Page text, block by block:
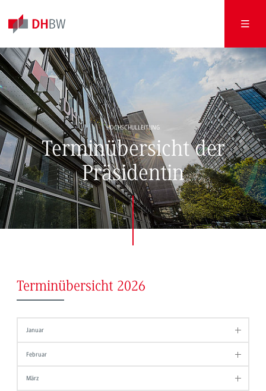
HOCHSCHULLEITUNG
Terminübersicht der
Präsidentin
Terminübersicht 2026
Januar
Februar
März